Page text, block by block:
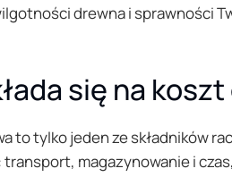
drewna i sprawności
się na
to tylko jeden ze składników
magazynowanie i